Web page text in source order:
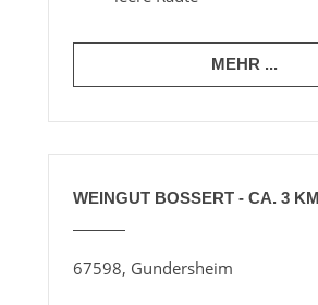
MEHR ...
WEINGUT BOSSERT - CA. 3 KM
67598, Gundersheim